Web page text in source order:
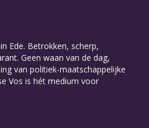
Ede. Betrokken, scherp,
Geen waan van de dag,
van politiek-maatschappelijke
Vos is hét medium voor